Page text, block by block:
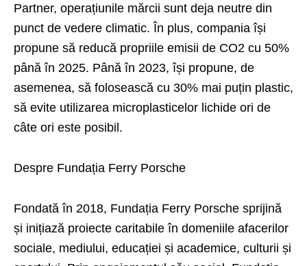
Partner, operațiunile mărcii sunt deja neutre din
punct de vedere climatic. În plus, compania își
propune să reducă propriile emisii de CO2 cu 50%
până în 2025. Până în 2023, își propune, de
asemenea, să folosească cu 30% mai puțin plastic,
să evite utilizarea microplasticelor lichide ori de
câte ori este posibil.
Despre Fundația Ferry Porsche
Fondată în 2018, Fundația Ferry Porsche sprijină
și inițiază proiecte caritabile în domeniile afacerilor
sociale, mediului, educației și academice, culturii și